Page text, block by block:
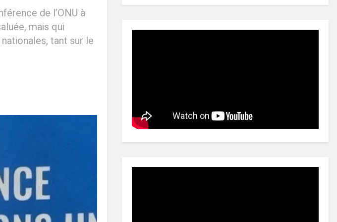
de l’ONU à
mais qui
tant sur le